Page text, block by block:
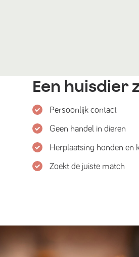
Een huisdier
Persoonlijk contact
Geen handel in dieren
Herplaatsing honden en
Zoekt de juiste match